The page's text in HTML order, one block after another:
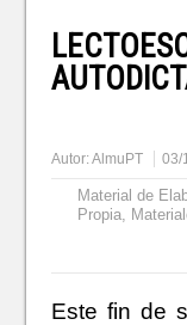
Autor:AlmuPT 03/
Material de
Propia,
Este fin de